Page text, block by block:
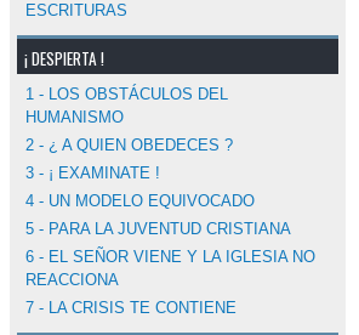
ESCRITURAS
¡ DESPIERTA !
1 - LOS OBSTÁCULOS DEL
HUMANISMO
2 - ¿ A QUIEN OBEDECES ?
3 - ¡ EXAMINATE !
4 - UN MODELO EQUIVOCADO
5 - PARA LA JUVENTUD CRISTIANA
6 - EL SEÑOR VIENE Y LA IGLESIA NO
REACCIONA
7 - LA CRISIS TE CONTIENE